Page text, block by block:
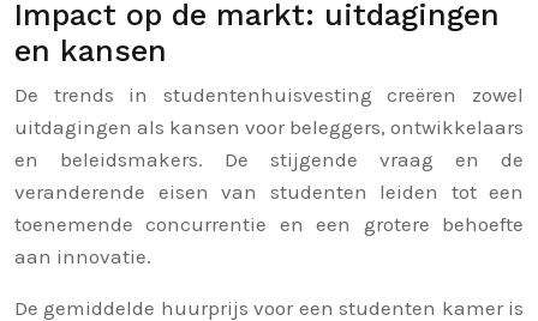
Impact op de markt: uitdagingen
en kansen
De trends in studentenhuisvesting creëren zowel
uitdagingen als kansen voor beleggers, ontwikkelaars
en beleidsmakers. De stijgende vraag en de
veranderende eisen van studenten leiden tot een
toenemende concurrentie en een grotere behoefte
aan innovatie.
De gemiddelde huurprijs voor een studenten kamer is